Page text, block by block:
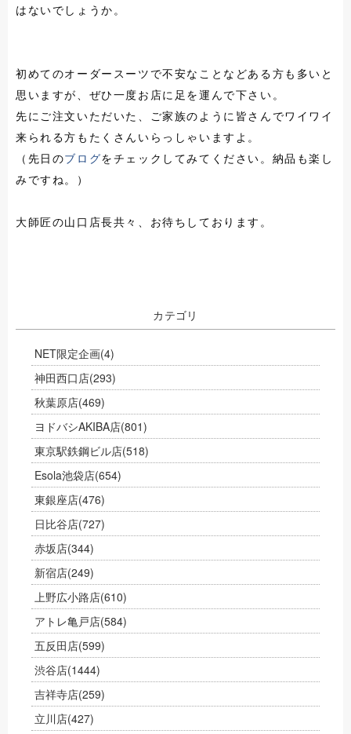
はないでしょうか。
初めてのオーダースーツで不安なことなどある方も多いと
思いますが、ぜひ一度お店に足を運んで下さい。
先にご注文いただいた、ご家族のように皆さんでワイワイ
来られる方もたくさんいらっしゃいますよ。
（先日のブログをチェックしてみてください。納品も楽し
みですね。）
大師匠の山口店長共々、お待ちしております。
カテゴリ
NET限定企画(4)
神田西口店(293)
秋葉原店(469)
ヨドバシAKIBA店(801)
東京駅鉄鋼ビル店(518)
Esola池袋店(654)
東銀座店(476)
日比谷店(727)
赤坂店(344)
新宿店(249)
上野広小路店(610)
アトレ亀戸店(584)
五反田店(599)
渋谷店(1444)
吉祥寺店(259)
立川店(427)